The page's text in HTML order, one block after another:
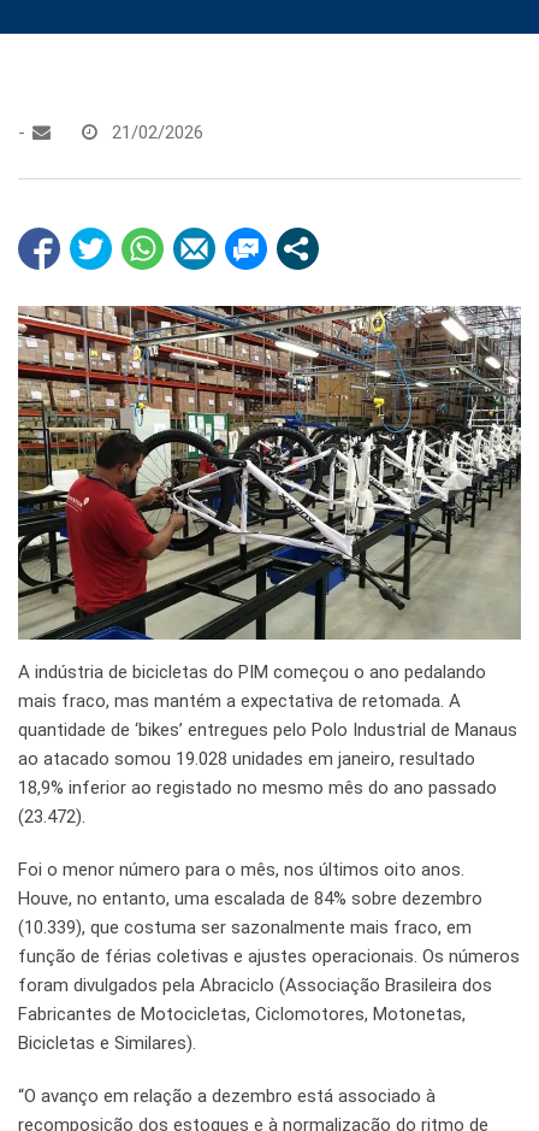
- 21/02/2026
A indústria de bicicletas do PIM começou o ano pedalando
mais fraco, mas mantém a expectativa de retomada. A
quantidade de ‘bikes’ entregues pelo Polo Industrial de Manaus
ao atacado somou 19.028 unidades em janeiro, resultado
18,9% inferior ao registado no mesmo mês do ano passado
(23.472).
Foi o menor número para o mês, nos últimos oito anos.
Houve, no entanto, uma escalada de 84% sobre dezembro
(10.339), que costuma ser sazonalmente mais fraco, em
função de férias coletivas e ajustes operacionais. Os números
foram divulgados pela Abraciclo (Associação Brasileira dos
Fabricantes de Motocicletas, Ciclomotores, Motonetas,
Bicicletas e Similares).
“O avanço em relação a dezembro está associado à
recomposição dos estoques e à normalização do ritmo de